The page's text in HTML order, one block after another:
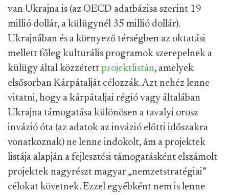
van Ukrajna is (az OECD adatbázisa szerint 19
millió dollár, a külügynél 35 millió dollár).
Ukrajnában és a környező térségben az oktatási
mellett főleg kulturális programok szerepelnek a
külügy által közzétett projektlistán, amelyek
elsősorban Kárpátalját célozzák. Azt nehéz lenne
vitatni, hogy a kárpátaljai régió vagy általában
Ukrajna támogatása különösen a tavalyi orosz
invázió óta (az adatok az invázió előtti időszakra
vonatkoznak) ne lenne indokolt, ám a projektek
listája alapján a fejlesztési támogatásként elszámolt
projektek nagyrészt magyar „nemzetstratégiai”
célokat követnek. Ezzel egyébként nem is lenne